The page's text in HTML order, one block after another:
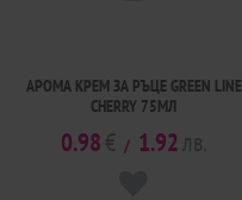
АРОМА КРЕМ ЗА РЪЦЕ GREEN LINE
CHERRY 75МЛ
0.98 / 1.92